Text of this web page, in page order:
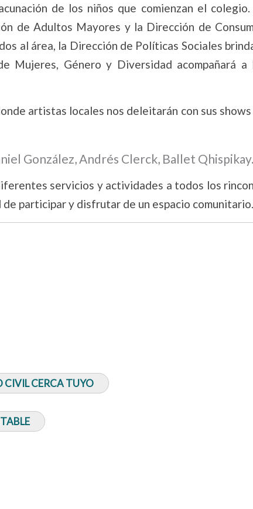
de los niños que comienzan el colegio.
de Adultos Mayores y la Dirección de
al área, la Dirección de Políticas Sociales
Mujeres, Género y Diversidad acompañará a
artistas locales nos deleitarán con sus shows
González, Andrés Clerck, Ballet Qhispikay.
servicios y actividades a todos los
participar y disfrutar de un espacio comunitario.
CIVIL CERCA TUYO